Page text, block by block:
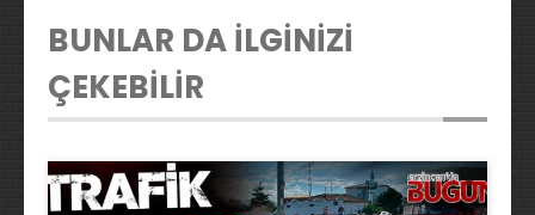
BUNLAR DA İLGİNİZİ
ÇEKEBİLİR